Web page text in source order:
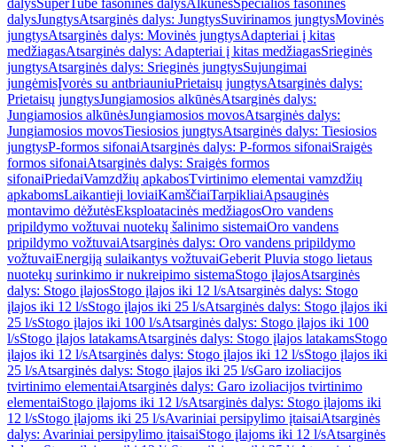
dalysSuperTube fasoninės dalysAlkūnėsSpecialios fasoninės
dalysJungtysAtsarginės dalys: JungtysSuvirinamos jungtysMovinės
jungtysAtsarginės dalys: Movinės jungtysAdapteriai į kitas
medžiagasAtsarginės dalys: Adapteriai į kitas medžiagasSrieginės
jungtysAtsarginės dalys: Srieginės jungtysSujungimai
jungėmisĮvorės su antbriauniuPrietaisų jungtysAtsarginės dalys:
Prietaisų jungtysJungiamosios alkūnėsAtsarginės dalys:
Jungiamosios alkūnėsJungiamosios movosAtsarginės dalys:
Jungiamosios movosTiesiosios jungtysAtsarginės dalys: Tiesiosios
jungtysP-formos sifonaiAtsarginės dalys: P-formos sifonaiSraigės
formos sifonaiAtsarginės dalys: Sraigės formos
sifonaiPriedaiVamzdžių apkabosTvirtinimo elementai vamzdžių
apkabomsLaikantieji loviaiKamščiaiTarpikliaiApsauginės
montavimo dėžutėsEksploatacinės medžiagosOro vandens
pripildymo vožtuvai nuotekų šalinimo sistemaiOro vandens
pripildymo vožtuvaiAtsarginės dalys: Oro vandens pripildymo
vožtuvaiEnergiją sulaikantys vožtuvaiGeberit Pluvia stogo lietaus
nuotekų surinkimo ir nukreipimo sistemaStogo įlajosAtsarginės
dalys: Stogo įlajosStogo įlajos iki 12 l/sAtsarginės dalys: Stogo
įlajos iki 12 l/sStogo įlajos iki 25 l/sAtsarginės dalys: Stogo įlajos iki
25 l/sStogo įlajos iki 100 l/sAtsarginės dalys: Stogo įlajos iki 100
l/sStogo įlajos latakamsAtsarginės dalys: Stogo įlajos latakamsStogo
įlajos iki 12 l/sAtsarginės dalys: Stogo įlajos iki 12 l/sStogo įlajos iki
25 l/sAtsarginės dalys: Stogo įlajos iki 25 l/sGaro izoliacijos
tvirtinimo elementaiAtsarginės dalys: Garo izoliacijos tvirtinimo
elementaiStogo įlajoms iki 12 l/sAtsarginės dalys: Stogo įlajoms iki
12 l/sStogo įlajoms iki 25 l/sAvariniai persipylimo įtaisaiAtsarginės
dalys: Avariniai persipylimo įtaisaiStogo įlajoms iki 12 l/sAtsarginės